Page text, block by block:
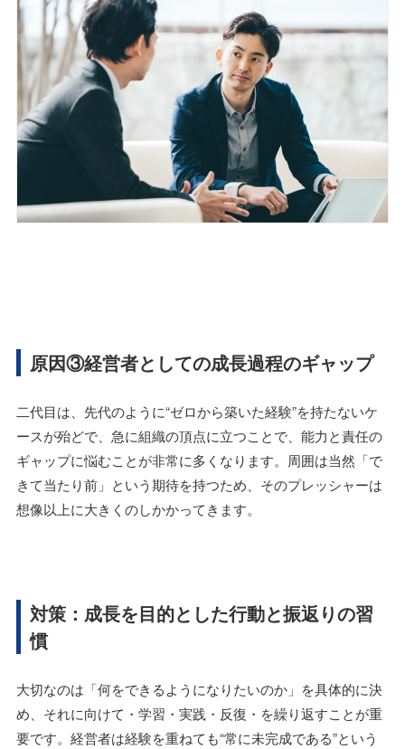
原因③経営者としての成長過程のギャップ
二代目は、先代のように“ゼロから築いた経験”を持たないケ
ースが殆どで、急に組織の頂点に立つことで、能力と責任の
ギャップに悩むことが非常に多くなります。周囲は当然「で
きて当たり前」という期待を持つため、そのプレッシャーは
想像以上に大きくのしかかってきます。
対策：成長を目的とした行動と振返りの習
慣
大切なのは「何をできるようになりたいのか」を具体的に決
め、それに向けて・学習・実践・反復・を繰り返すことが重
要です。経営者は経験を重ねても“常に未完成である”という